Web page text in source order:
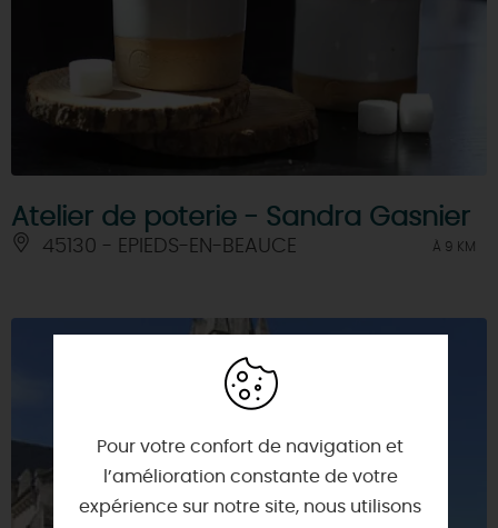
Atelier de poterie - Sandra Gasnier
45130 - EPIEDS-EN-BEAUCE À 9 KM
Pour votre confort de navigation et
l’amélioration constante de votre
expérience sur notre site, nous utilisons